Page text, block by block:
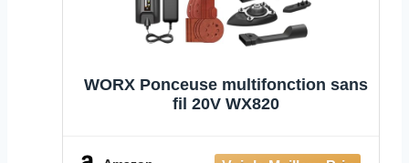
WORX Ponceuse multifonction sans
fil 20V WX820